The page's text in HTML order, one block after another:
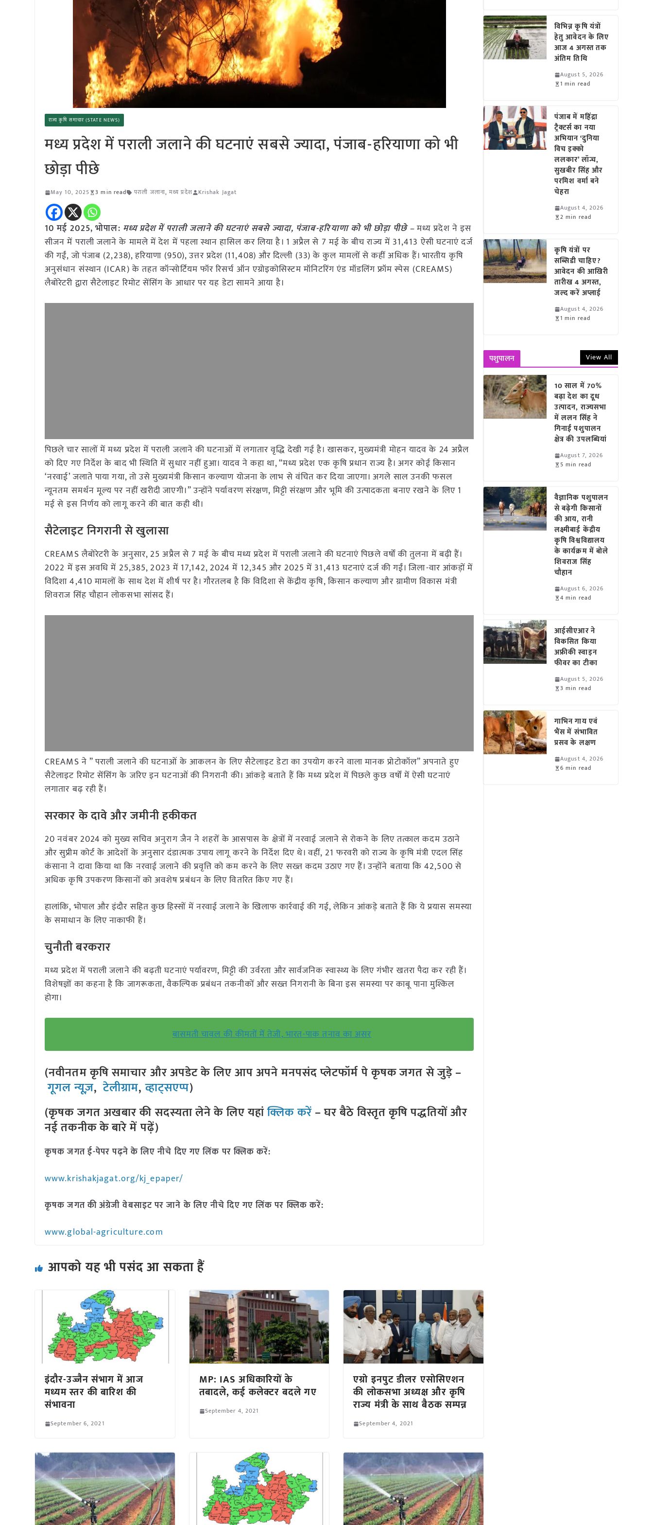
राज्य कृषि समाचार (STATE NEWS)
मध्य प्रदेश में पराली जलाने की घटनाएं सबसे ज्यादा, पंजाब-हरियाणा को भी
छोड़ा पीछे
May 10, 2025 3 min read पराली जलाना,मध्य प्रदेश Krishak Jagat
10 मई 2025,भोपाल: मध्य प्रदेश में पराली जलाने की घटनाएं सबसे ज्यादा, पंजाब-हरियाणा को भी छोड़ा पीछे –मध्य प्रदेश ने इस
सीजन में पराली जलाने के मामले में देश में पहला स्थान हासिल कर लिया है। 1 अप्रैल से 7 मई के बीच राज्य में 31,413 ऐसी घटनाएं दर्ज
की गईं, जो पंजाब (2,238), हरियाणा (950), उत्तर प्रदेश (11,408) और दिल्ली (33) के कुल मामलों से कहीं अधिक हैं। भारतीय कृषि
अनुसंधान संस्थान (ICAR) के तहत कॉन्सोर्टियम फॉर रिसर्च ऑन एग्रोइकोसिस्टम मॉनिटरिंग एंड मॉडलिंग फ्रॉम स्पेस (CREAMS)
लैबोरेटरी द्वारा सैटेलाइट रिमोट सेंसिंग के आधार पर यह डेटा सामने आया है।
पिछले चार सालों में मध्य प्रदेश में पराली जलाने की घटनाओं में लगातार वृद्धि देखी गई है। खासकर, मुख्यमंत्री मोहन यादव के 24 अप्रैल
को दिए गए निर्देश के बाद भी स्थिति में सुधार नहीं हुआ। यादव ने कहा था, “मध्य प्रदेश एक कृषि प्रधान राज्य है। अगर कोई किसान
‘नरवाई’ जलाते पाया गया, तो उसे मुख्यमंत्री किसान कल्याण योजना के लाभ से वंचित कर दिया जाएगा। अगले साल उनकी फसल
न्यूनतम समर्थन मूल्य पर नहीं खरीदी जाएगी।” उन्होंने पर्यावरण संरक्षण, मिट्टी संरक्षण और भूमि की उत्पादकता बनाए रखने के लिए 1
मई से इस निर्णय को लागू करने की बात कही थी।
सैटेलाइट निगरानी से खुलासा
CREAMS लैबोरेटरी के अनुसार, 25 अप्रैल से 7 मई के बीच मध्य प्रदेश में पराली जलाने की घटनाएं पिछले वर्षों की तुलना में बढ़ी हैं।
2022 में इस अवधि में 25,385, 2023 में 17,142, 2024 में 12,345 और 2025 में 31,413 घटनाएं दर्ज की गईं। जिला-वार आंकड़ों में
विदिशा 4,410 मामलों के साथ देश में शीर्ष पर है। गौरतलब है कि विदिशा से केंद्रीय कृषि, किसान कल्याण और ग्रामीण विकास मंत्री
शिवराज सिंह चौहान लोकसभा सांसद हैं।
CREAMS ने ” पराली जलाने की घटनाओं के आकलन के लिए सैटेलाइट डेटा का उपयोग करने वाला मानक प्रोटोकॉल” अपनाते हुए
सैटेलाइट रिमोट सेंसिंग के जरिए इन घटनाओं की निगरानी की। आंकड़े बताते हैं कि मध्य प्रदेश में पिछले कुछ वर्षों में ऐसी घटनाएं
लगातार बढ़ रही हैं।
सरकार के दावे और जमीनी हकीकत
20 नवंबर 2024 को मुख्य सचिव अनुराग जैन ने शहरों के आसपास के क्षेत्रों में नरवाई जलाने से रोकने के लिए तत्काल कदम उठाने
और सुप्रीम कोर्ट के आदेशों के अनुसार दंडात्मक उपाय लागू करने के निर्देश दिए थे। वहीं, 21 फरवरी को राज्य के कृषि मंत्री एदल सिंह
कंसाना ने दावा किया था कि नरवाई जलाने की प्रवृत्ति को कम करने के लिए सख्त कदम उठाए गए हैं। उन्होंने बताया कि 42,500 से
अधिक कृषि उपकरण किसानों को अवशेष प्रबंधन के लिए वितरित किए गए हैं।
हालांकि, भोपाल और इंदौर सहित कुछ हिस्सों में नरवाई जलाने के खिलाफ कार्रवाई की गई, लेकिन आंकड़े बताते हैं कि ये प्रयास समस्या
के समाधान के लिए नाकाफी हैं।
चुनौती बरकरार
मध्य प्रदेश में पराली जलाने की बढ़ती घटनाएं पर्यावरण, मिट्टी की उर्वरता और सार्वजनिक स्वास्थ्य के लिए गंभीर खतरा पैदा कर रही हैं।
विशेषज्ञों का कहना है कि जागरूकता, वैकल्पिक प्रबंधन तकनीकों और सख्त निगरानी के बिना इस समस्या पर काबू पाना मुश्किल
होगा।
बासमती चावल की कीमतों में तेजी, भारत-पाक तनाव का असर
(नवीनतम कृषि समाचार और अपडेट के लिए आप अपने मनपसंद प्लेटफॉर्म पे कृषक जगत से जुड़े –
गूगल न्यूज़,टेलीग्राम,व्हाट्सएप्प)
(कृषक जगत अखबार की सदस्यता लेने के लिए यहांक्लिक करें– घर बैठे विस्तृत कृषि पद्धतियों और
नई तकनीक के बारे में पढ़ें)
कृषक जगत ई-पेपर पढ़ने के लिए नीचे दिए गए लिंक पर क्लिक करें:
www.krishakjagat.org/kj_epaper/
कृषक जगत की अंग्रेजी वेबसाइट पर जाने के लिए नीचे दिए गए लिंक पर क्लिक करें:
www.global-agriculture.com
आपको यह भी पसंद आ सकता हैं
इंदौर-उज्जैन संभाग में आज
मध्यम स्तर की बारिश की
संभावना
September 6, 2021
MP: IAS अधिकारियों के
तबादले, कई कलेक्टर बदले गए
September 4, 2021
एग्रो इनपुट डीलर एसोसिएशन
की लोकसभा अध्यक्ष और कृषि
राज्य मंत्री के साथ बैठक सम्पन्न
September 4, 2021
विभिन्न कृषि यंत्रों
हेतु आवेदन के लिए
आज 4 अगस्त तक
अंतिम तिथि
August 5, 2026
1 min read
पंजाब में महिंद्रा
ट्रैक्टर्स का नया
अभियान ‘दुनिया
विच इक्को
ललकार’ लॉन्च,
सुखबीर सिंह और
परमिश वर्मा बने
चेहरा
August 4, 2026
2 min read
कृषि यंत्रों पर
सब्सिडी चाहिए?
आवेदन की आखिरी
तारीख 4 अगस्त,
जल्द करें अप्लाई
August 4, 2026
1 min read
पशुपालन View All
10 साल में 70%
बढ़ा देश का दूध
उत्पादन, राज्यसभा
में ललन सिंह ने
गिनाईं पशुपालन
क्षेत्र की उपलब्धियां
August 7, 2026
5 min read
वैज्ञानिक पशुपालन
से बढ़ेगी किसानों
की आय, रानी
लक्ष्मीबाई केंद्रीय
कृषि विश्वविद्यालय
के कार्यक्रम में बोले
शिवराज सिंह
चौहान
August 6, 2026
4 min read
आईसीएआर ने
विकसित किया
अफ्रीकी स्वाइन
फीवर का टीका
August 5, 2026
3 min read
गाभिन गाय एवं
भैंस में संभावित
प्रसव के लक्षण
August 4, 2026
6 min read